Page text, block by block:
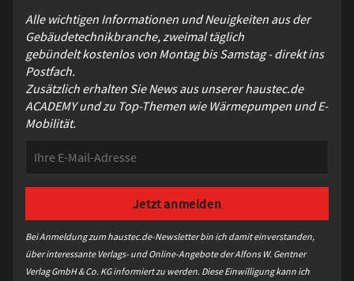
Alle wichtigen Informationen und Neuigkeiten aus der
Gebäudetechnikbranche, zweimal täglich
gebündelt kostenlos von Montag bis Samstag - direkt ins
Postfach.
Zusätzlich erhalten Sie News aus unserer haustec.de
ACADEMY und zu Top-Themen wie Wärmepumpen und E-
Mobilität.
Bei Anmeldung zum haustec.de-Newsletter bin ich damit einverstanden,
über interessante Verlags- und Online-Angebote der Alfons W. Gentner
Verlag GmbH & Co. KG informiert zu werden. Diese Einwilligung kann ich